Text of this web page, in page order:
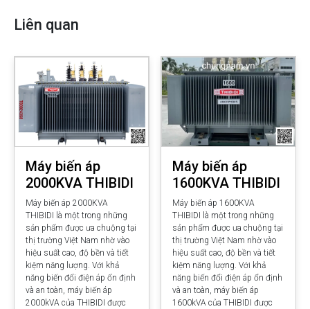
Liên quan
Máy biến áp
2000KVA THIBIDI
Máy biến áp 2000KVA
THIBIDI là một trong những
sản phẩm được ưa chuộng tại
thị trường Việt Nam nhờ vào
hiệu suất cao, độ bền và tiết
kiệm năng lượng. Với khả
năng biến đổi điện áp ổn định
và an toàn, máy biến áp
2000kVA của THIBIDI được
Máy biến áp
1600KVA THIBIDI
Máy biến áp 1600KVA
THIBIDI là một trong những
sản phẩm được ưa chuộng tại
thị trường Việt Nam nhờ vào
hiệu suất cao, độ bền và tiết
kiệm năng lượng. Với khả
năng biến đổi điện áp ổn định
và an toàn, máy biến áp
1600kVA của THIBIDI được